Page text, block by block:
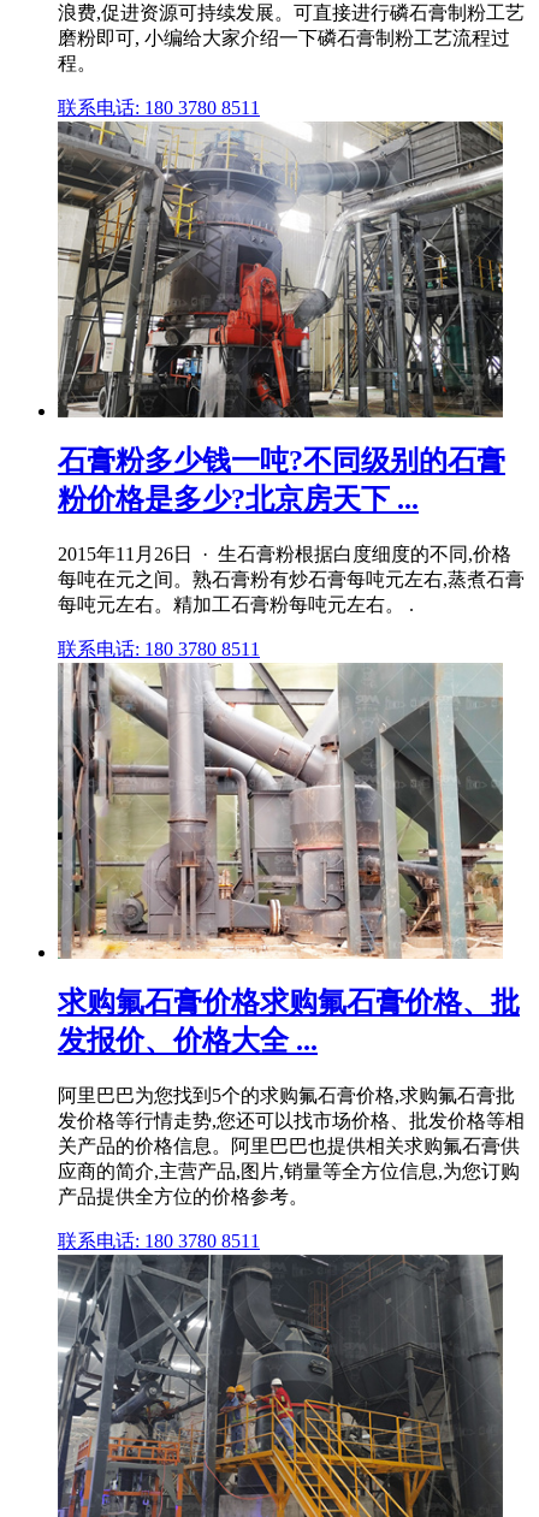
浪费,促进资源可持续发展。可直接进行磷石膏制粉工艺
磨粉即可, 小编给大家介绍一下磷石膏制粉工艺流程过
程。
联系电话: 180 3780 8511
石膏粉多少钱一吨?不同级别的石膏
粉价格是多少?北京房天下 ...
2015年11月26日 · 生石膏粉根据白度细度的不同,价格
每吨在元之间。熟石膏粉有炒石膏每吨元左右,蒸煮石膏
每吨元左右。精加工石膏粉每吨元左右。 .
联系电话: 180 3780 8511
求购氟石膏价格求购氟石膏价格、批
发报价、价格大全 ...
阿里巴巴为您找到5个的求购氟石膏价格,求购氟石膏批
发价格等行情走势,您还可以找市场价格、批发价格等相
关产品的价格信息。阿里巴巴也提供相关求购氟石膏供
应商的简介,主营产品,图片,销量等全方位信息,为您订购
产品提供全方位的价格参考。
联系电话: 180 3780 8511